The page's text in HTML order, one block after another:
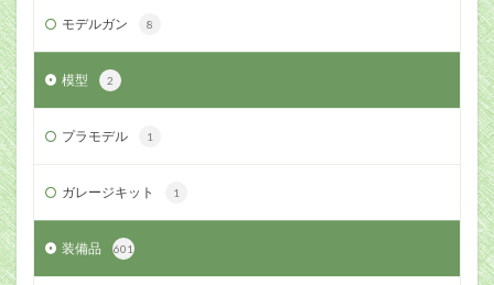
モデルガン 8
模型 2
プラモデル 1
ガレージキット 1
装備品 601